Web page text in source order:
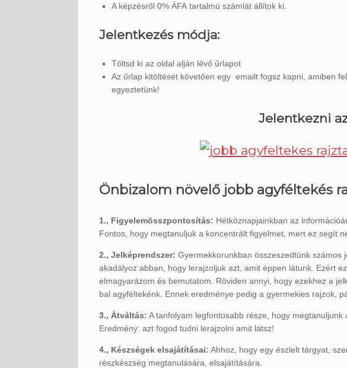
A képzésről 0% ÁFA tartalmú számlát állítok ki.
Jelentkezés módja:
Töltsd ki az oldal alján lévő űrlapot
Az űrlap kitöltését követően egy emailt fogsz kapni, amiben
egyeztetünk!
Jelentkezni
Önbizalom növelő jobb agyféltekés
1., Figyelemösszpontosítás: Hétköznapjainkban az
Fontos, hogy megtanuljuk a koncentrált figyelmet, mert ez segít
2., Jelképrendszer: Gyermekkorunkban összeszedtünk
akadályoz abban, hogy lerajzoljuk azt, amit éppen látunk. Ezért
elmagyarázom és bemutatom. Röviden annyi, hogy ezekhez a
bal agyféltekénk. Ennek eredménye pedig a gyermekies rajzok,
3., Átváltás: A tanfolyam legfontosabb része, hogy
Eredmény: azt fogod tudni lerajzolni amit látsz!
4., Készségek elsajátításai: Ahhoz, hogy egy észlelt tárgyat,
részkészség megtanulására, elsajátítására.